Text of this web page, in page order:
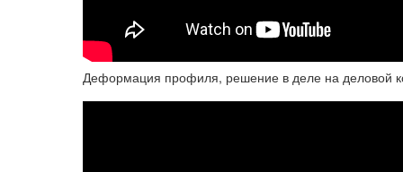
Деформация профиля, решение в деле на деловой